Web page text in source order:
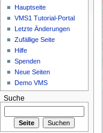
Hauptseite
VMS1 Tutorial-Portal
Letzte Änderungen
Zufällige Seite
Hilfe
Spenden
Neue Seiten
Demo VMS
Suche